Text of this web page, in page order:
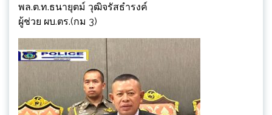
พล.ต.ท.ธนายุตม์ วุฒิจรัสธำรงค์
ผู้ช่วย ผบ.ตร.(กม 3)